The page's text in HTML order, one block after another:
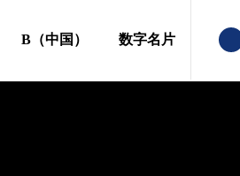
B（中国） 数字名片